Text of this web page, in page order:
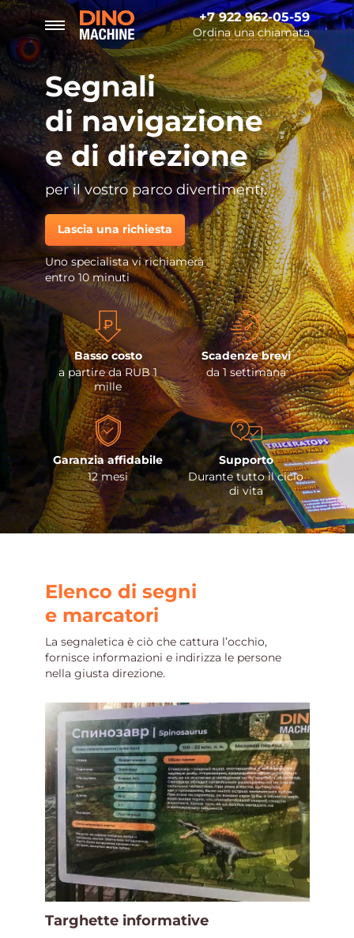
+7 922 962-05-59
Ordina una chiamata
Segnali
di navigazione
e di direzione
per il vostro parco divertimenti.
Lascia una richiesta
Uno specialista vi richiamerà
entro 10 minuti
Basso costo
a partire da RUB 1
mille
Scadenze brevi
da 1 settimana
Garanzia affidabile
12 mesi
Supporto
Durante tutto il ciclo
di vita
Elenco di segni
e marcatori
La segnaletica è ciò che cattura l’occhio,
fornisce informazioni e indirizza le persone
nella giusta direzione.
Targhette informative